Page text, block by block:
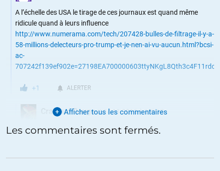
A l’échelle des USA le tirage de ces journaux est quand même
ridicule quand à leurs influence
http://www.numerama.com/tech/207428-bulles-de-filtrage-il-y-a-
58-millions-delecteurs-pro-trump-et-je-nen-ai-vu-aucun.html?bcsi-
ac-
+1 ALERTER
Crapaud Rouge//14.11.2016 à 12h18
Il faut être dans une sacrée bulle pour croire que cette notion de
Afficher tous les commentaires
Les commentaires sont fermés.